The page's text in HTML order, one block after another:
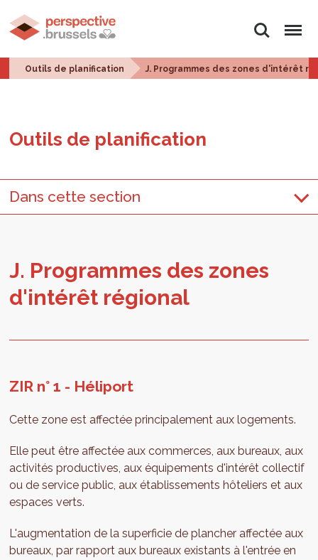
Rechercher
Menu
Outils de planification J. Programmes des zones d'intérêt
Outils de pla­ni­fi­ca­tion
Dans cette section
J. Pro­grammes des zones
d'in­té­rêt régio­nal
ZIR n° 1 - Héliport
Cette zone est affectée principalement aux logements.
Elle peut être affectée aux commerces, aux bureaux, aux
activités productives, aux équipements d'intérêt collectif
ou de service public, aux établissements hôteliers et aux
espaces verts.
L'augmentation de la superficie de plancher affectée aux
bureaux, par rapport aux bureaux existants à l'entrée en